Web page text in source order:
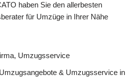
haben Sie den allerbesten
für Umzüge in Ihrer Nähe
Umzugsservice
& Umzugsservice in